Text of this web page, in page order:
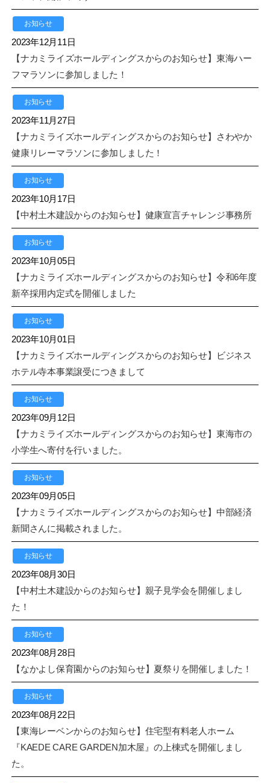
お知らせ
2023年12月11日
【ナカミライズホールディングスからのお知らせ】東海ハー
フマラソンに参加しました！
お知らせ
2023年11月27日
【ナカミライズホールディングスからのお知らせ】さわやか
健康リレーマラソンに参加しました！
お知らせ
2023年10月17日
【中村土木建設からのお知らせ】健康宣言チャレンジ事務所
お知らせ
2023年10月05日
【ナカミライズホールディングスからのお知らせ】令和6年度
新卒採用内定式を開催しました
お知らせ
2023年10月01日
【ナカミライズホールディングスからのお知らせ】ビジネス
ホテル寺本事業譲受につきまして
お知らせ
2023年09月12日
【ナカミライズホールディングスからのお知らせ】東海市の
小学生へ寄付を行いました。
お知らせ
2023年09月05日
【ナカミライズホールディングスからのお知らせ】中部経済
新聞さんに掲載されました。
お知らせ
2023年08月30日
【中村土木建設からのお知らせ】親子見学会を開催しまし
た！
お知らせ
2023年08月28日
【なかよし保育園からのお知らせ】夏祭りを開催しました！
お知らせ
2023年08月22日
【東海レーベンからのお知らせ】住宅型有料老人ホーム
『KAEDE CARE GARDEN加木屋』の上棟式を開催しまし
た。